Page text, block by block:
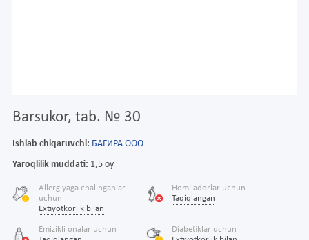
Barsukor, tab. № 30
Ishlab chiqaruvchi: БАГИРА ООО
Yaroqlilik muddati: 1,5 oy
Allergiyaga chalinganlar
uchun
Extiyotkorlik bilan
Homiladorlar uchun
Taqiqlangan
Emizikli onalar uchun
Diabetiklar uchun